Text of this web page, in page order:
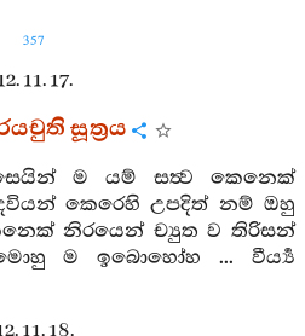
357
11. 17.
සූත්‍රය
ම යම් සත්‍ව කෙනෙක්
කෙරෙහි උපදිත් නම් ඔහු
නිරයෙන් ච්‍යුත ව තිරිසන්
ම ඉබොහෝහ ... වීර්‍ය්‍ය